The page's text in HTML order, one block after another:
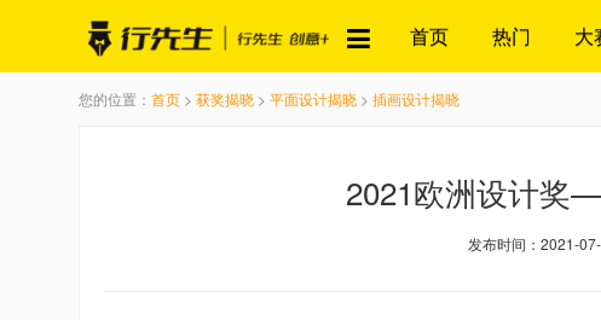
首页 热门 大
您的位置： 首页 > 获奖揭晓 > 平面设计揭晓 > 插画设计揭晓
2021欧洲设计奖
发布时间：2021-